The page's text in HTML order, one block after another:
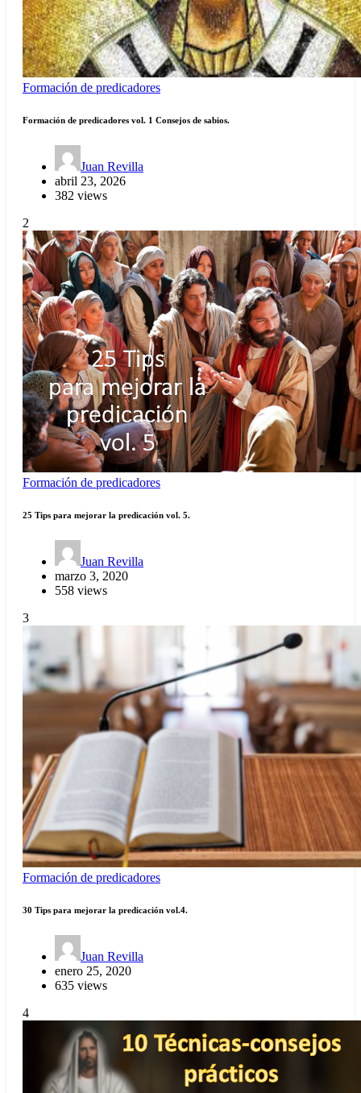
Formación de predicadores
Formación de predicadores vol. 1 Consejos de sabios.
Juan Revilla
abril 23, 2026
382 views
2
Formación de predicadores
25 Tips para mejorar la predicación vol. 5.
Juan Revilla
marzo 3, 2020
558 views
3
Formación de predicadores
30 Tips para mejorar la predicación vol.4.
Juan Revilla
enero 25, 2020
635 views
4